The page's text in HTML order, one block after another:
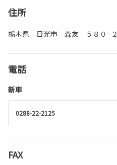
住所
栃木県 日光市 森友 ５８０−２
電話
新車
0288-22-2125
FAX